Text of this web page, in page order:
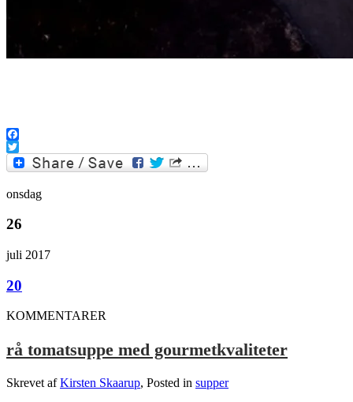
Facebook
Twitter
onsdag
26
juli 2017
20
KOMMENTARER
rå tomatsuppe med gourmetkvaliteter
Skrevet afKirsten Skaarup, Posted in supper